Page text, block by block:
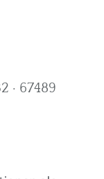
· 67489